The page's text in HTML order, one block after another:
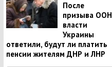
После
призыва ООН
власти
Украины
ответили, будут ли платить
пенсии жителям ДНР и ЛНР